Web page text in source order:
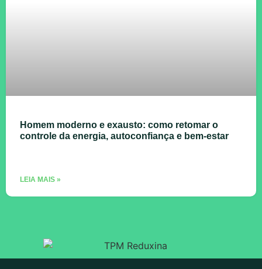
Homem moderno e exausto: como retomar o
controle da energia, autoconfiança e bem-estar
LEIA MAIS »